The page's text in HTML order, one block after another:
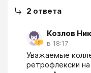
2 ответа
Козлов
в 18:17
Уважаемые
ретрофлексии